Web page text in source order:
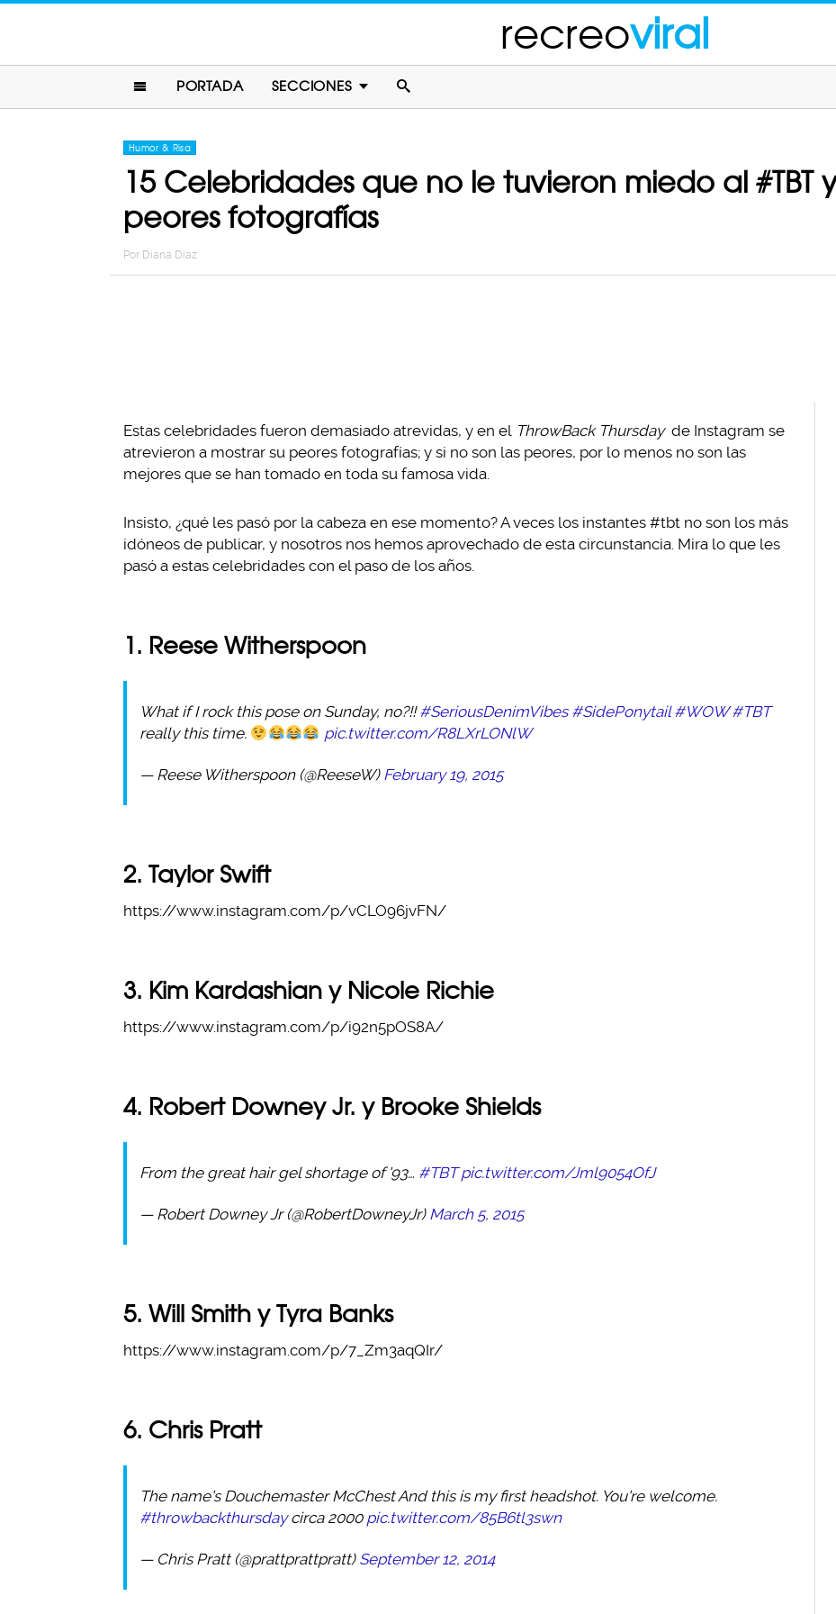
recreoviral
PORTADA SECCIONES
Humor & Risa
15 Celebridades que no le tuvieron miedo al #TBT
peores fotografías
Por Diana Diaz
Estas celebridades fueron demasiado atrevidas, y en el ThrowBack Thursday de Instagram se
atrevieron a mostrar su peores fotografías; y si no son las peores, por lo menos no son las
mejores que se han tomado en toda su famosa vida.
Insisto, ¿qué les pasó por la cabeza en ese momento? A veces los instantes #tbt no son los más
idóneos de publicar, y nosotros nos hemos aprovechado de esta circunstancia. Mira lo que les
pasó a estas celebridades con el paso de los años.
1. Reese Witherspoon
What if I rock this pose on Sunday, no?!!#SeriousDenimVibes #SidePonytail #WOW #TBT
really this time.
pic.twitter.com/R8LXrLONlW
— Reese Witherspoon (@ReeseW) February 19, 2015
2. Taylor Swift
https://www.instagram.com/p/vCLO96jvFN/
3. Kim Kardashian y Nicole Richie
https://www.instagram.com/p/i92n5pOS8A/
4. Robert Downey Jr. y Brooke Shields
From the great hair gel shortage of '93… #TBT pic.twitter.com/Jml9054OfJ
— Robert Downey Jr (@RobertDowneyJr) March 5, 2015
5. Will Smith y Tyra Banks
https://www.instagram.com/p/7_Zm3aqQIr/
6. Chris Pratt
The name's Douchemaster McChest And this is my first headshot. You're welcome.
#throwbackthursdaycirca 2000 pic.twitter.com/85B6tl3swn
— Chris Pratt (@prattprattpratt) September 12, 2014